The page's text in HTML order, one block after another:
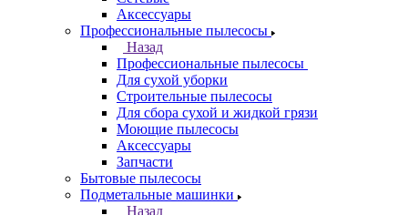
Аксессуары
Профессиональные пылесосы
Назад
Профессиональные пылесосы
Для сухой уборки
Строительные пылесосы
Для сбора сухой и жидкой грязи
Моющие пылесосы
Аксессуары
Запчасти
Бытовые пылесосы
Подметальные машинки
Назад